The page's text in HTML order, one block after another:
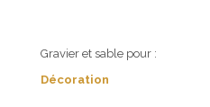
Gravier et sable pour :
Décoration